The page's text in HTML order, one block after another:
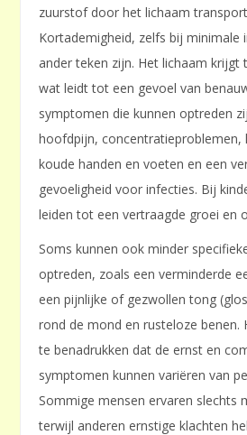
zuurstof door het lichaam
Kortademigheid, zelfs bij minimale
ander teken zijn. Het lichaam krijgt
wat leidt tot een gevoel van
symptomen die kunnen optreden
hoofdpijn, concentratieproblemen,
koude handen en voeten en een
gevoeligheid voor infecties. Bij
leiden tot een vertraagde groei en
Soms kunnen ook minder
optreden, zoals een verminderde
een pijnlijke of gezwollen tong
rond de mond en rusteloze benen.
te benadrukken dat de ernst en
symptomen kunnen variëren van
Sommige mensen ervaren slechts
terwijl anderen ernstige klachten